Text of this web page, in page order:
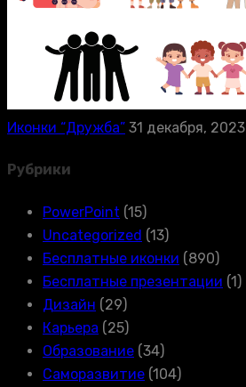
Иконки “Дружба” 31 декабря, 2023
Рубрики
PowerPoint (15)
Uncategorized (13)
Бесплатные иконки (890)
Бесплатные презентации (1)
Дизайн (29)
Карьера (25)
Образование (34)
Саморазвитие (104)